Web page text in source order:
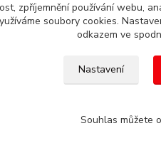
servis HK
zpříjemnění používání webu,
soubory cookies.
odkazem ve
Nastavení
Souhlas můžete